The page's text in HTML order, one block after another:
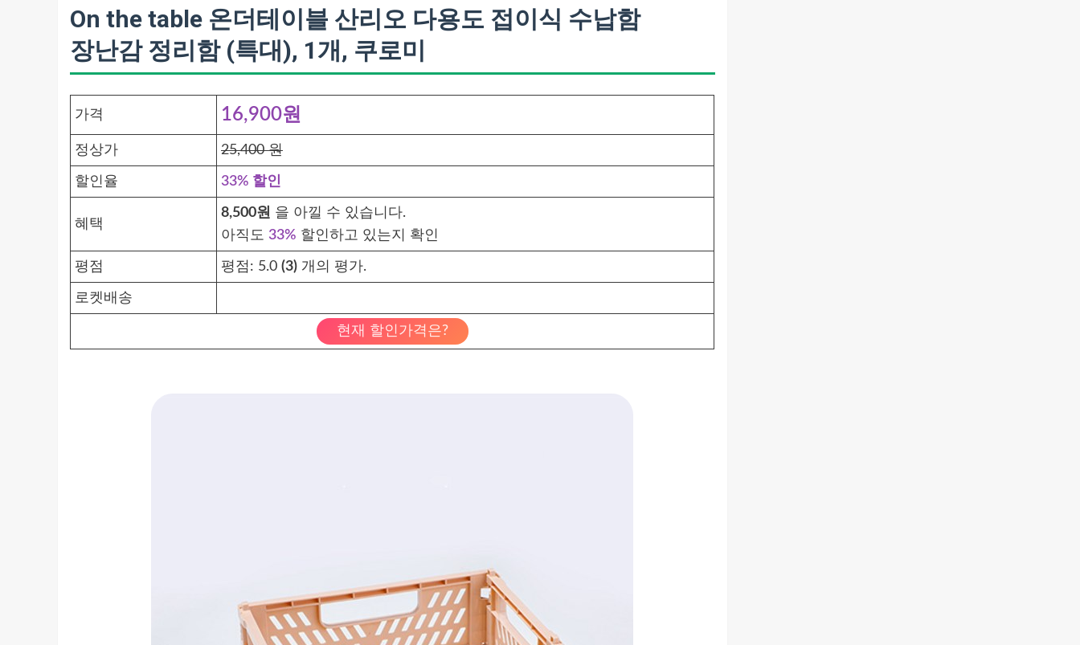
On the table 온더테이블 산리오 다용도 접이식 수납함
장난감 정리함 (특대), 1개, 쿠로미
가격 16,900원
정상가 25,400 원
할인율 33% 할인
혜택
8,500원 을 아낄 수 있습니다.
아직도 33% 할인하고 있는지 확인
평점 평점: 5.0 (3) 개의 평가.
로켓배송
현재 할인가격은?